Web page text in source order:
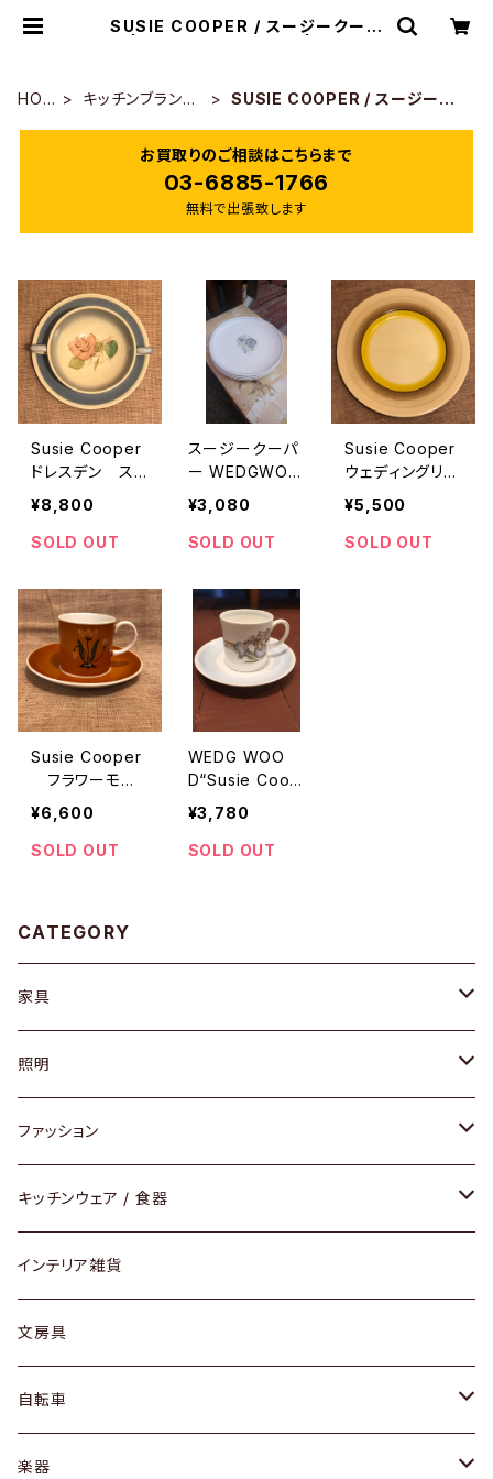
SUSIE COOPER / スージークーパ
HOM
キッチンブランド
SUSIE COOPER / スージーク
お買取りのご相談はこちらまで
03-6885-1766
無料で出張致します
Susie Cooper
ドレスデン ス
ープ C&S
¥8,800
SOLD OUT
スージークーパ
ー WEDGWOO
D 23cmプレー
¥3,080
SOLD OUT
Susie Cooper
ウェディングリン
グ 23cmプレ
ート
¥5,500
SOLD OUT
Susie Cooper
フラワーモチ
ーフ C&S 50
~60s
¥6,600
SOLD OUT
WEDG WOO
D“Susie Coop
er Design” ser
ies
¥3,780
SOLD OUT
CATEGORY
家具
ソファ / ベンチ
チェア / スツール
ダイニングセット / ダイニングテーブル
ローテーブル / サイドテーブル
デスク / コンソール
ドレッサー
シェルフ
照明
ペンダントライト
テーブルランプ / デスクスタンド
フロアライト
ファッション
アクセサリー
リング
ピアス / イヤリング
財布
バッグ
アウター
トップス
キッチンウェア / 食器
グラス / タンブラー
カップ / マグ
プレート / ボウル
カトラリー
インテリア雑貨
文房具
自転車
dahon
楽器